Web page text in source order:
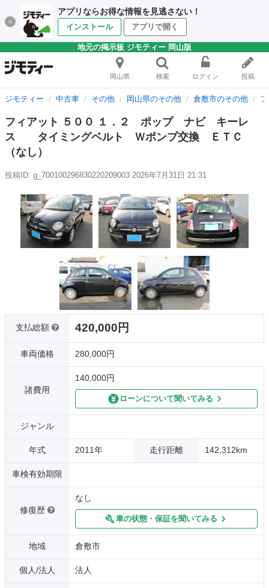
アプリならお得な情報を見逃さない！
インストール アプリで開く
地元の掲示板 ジモティー 岡山版
岡山県 検索 ログイン 投稿
ジモティー 中古車 その他 岡山県のその他 倉敷市のその他
フィアット ５００ １．２ ポップ ナビ キーレ
ス タイミングベルト Ｗポンプ交換 ＥＴＣ
（なし）
投稿ID: g_700100296830220209003 2026年7月31日 21:31
支払総額 420,000円
車両価格 280,000円
諸費用
140,000円
ローンについて聞いてみる
ジャンル
年式 2011年 走行距離 142,312km
車検有効期限
修復歴
なし
車の状態・保証を聞いてみる
地域 倉敷市
個人/法人 法人